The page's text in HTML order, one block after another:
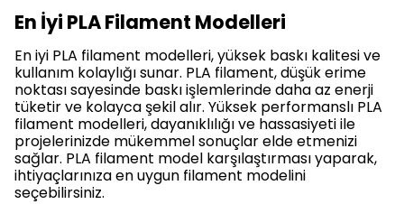
En İyi PLA Filament Modelleri
En iyi PLA filament modelleri, yüksek baskı kalitesi ve
kullanım kolaylığı sunar. PLA filament, düşük erime
noktası sayesinde baskı işlemlerinde daha az enerji
tüketir ve kolayca şekil alır. Yüksek performanslı PLA
filament modelleri, dayanıklılığı ve hassasiyeti ile
projelerinizde mükemmel sonuçlar elde etmenizi
sağlar. PLA filament model karşılaştırması yaparak,
ihtiyaçlarınıza en uygun filament modelini
seçebilirsiniz.